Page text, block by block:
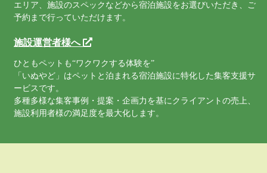
エリア、施設のスペックなどから宿泊施設をお選びいただき、ご
予約まで行っていただけます。
施設運営者様へ
ひともペットも“ワクワクする体験を”
「いぬやど」はペットと泊まれる宿泊施設に特化した集客支援サ
ービスです。
多種多様な集客事例・提案・企画力を基にクライアントの売上、
施設利用者様の満足度を最大化します。